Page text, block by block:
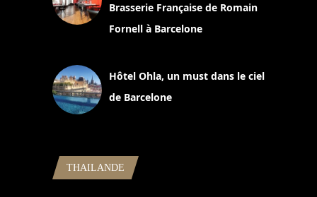
Brasserie Française de Romain
Fornell à Barcelone
Hôtel Ohla, un must dans le ciel
de Barcelone
THAILANDE